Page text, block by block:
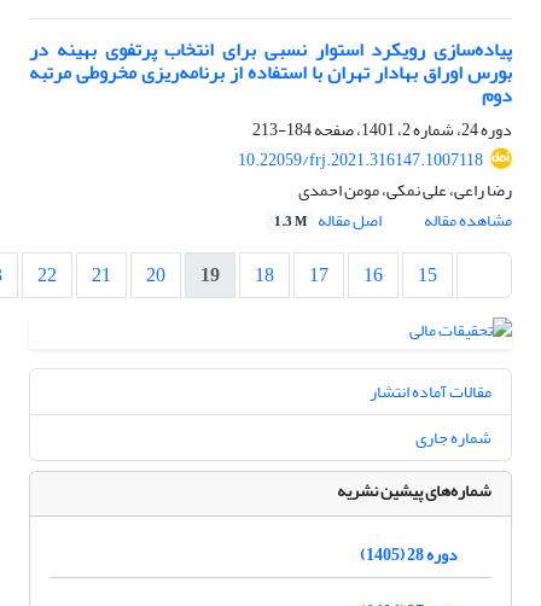
پیاده‌سازی رویکرد استوار نسبی برای انتخاب پرتفوی بهینه در
بورس اوراق بهادار تهران با استفاده از برنامه‌ریزی مخروطی مرتبه
دوم
دوره 24، شماره 2، 1401، صفحه
184-213
10.22059/frj.2021.316147.1007118
رضا راعی، علی نمکی، مومن احمدی
مشاهده مقاله
اصل مقاله 1.3 M
15
16
17
18
19
20
21
22
مقالات آماده انتشار
شماره جاری
شماره‌های پیشین نشریه
دوره 28 (1405)